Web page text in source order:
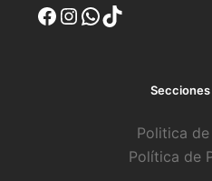
Facebook
Instagram
WhatsApp
TikTok
Secciones
Politica
Política de